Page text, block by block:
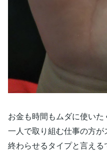
お金も時間もムダに使いた
一人で取り組む仕事の方が
終わらせるタイプと言える